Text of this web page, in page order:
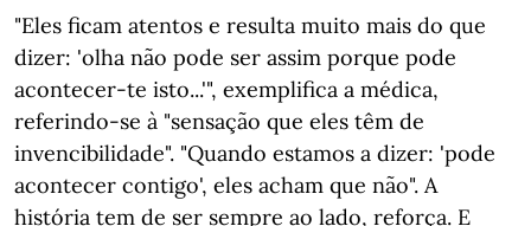
"Eles ficam atentos e resulta muito mais do que
dizer: 'olha não pode ser assim porque pode
acontecer-te isto...'", exemplifica a médica,
referindo-se à "sensação que eles têm de
invencibilidade". "Quando estamos a dizer: 'pode
acontecer contigo', eles acham que não". A
história tem de ser sempre ao lado, reforça. E